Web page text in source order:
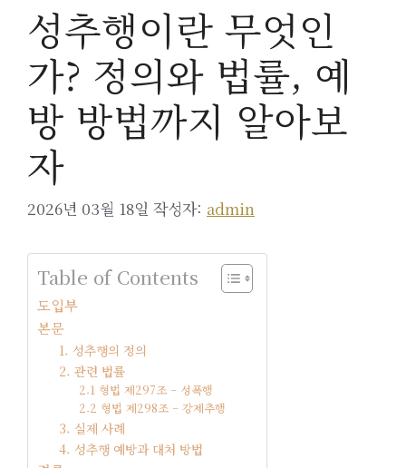
성추행이란 무엇인
가? 정의와 법률, 예
방 방법까지 알아보
자
2026년 03월 18일 작성자: admin
Table of Contents
도입부
본문
1. 성추행의 정의
2. 관련 법률
2.1 형법 제297조 – 성폭행
2.2 형법 제298조 – 강제추행
3. 실제 사례
4. 성추행 예방과 대처 방법